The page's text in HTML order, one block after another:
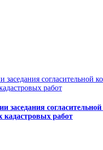
согласительной
работ
согласительной
работ